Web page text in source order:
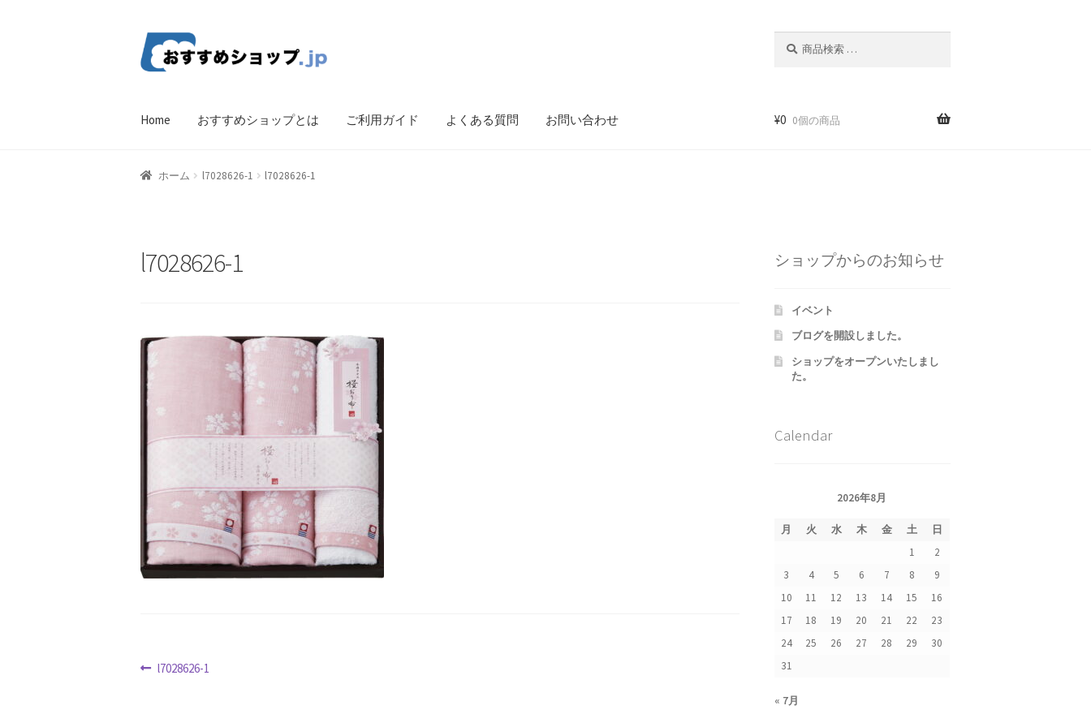
ナ
ビ
シ
へ
プ
コ
ン
ツ
キ
Home おすすめショップとは ご利用ガイド よくある質問 お問い合わせ
ホーム 比較するギフトカタログ（ユニバース）
Affiliate DashboardCart Checkout Confirmation
よくある質問アフィリエイト登録ウィンターセール
クリスマス特集 サマーセール おすすめショップとは
ハロウィン特集 バレンタインデー特集プライバシーポリシー
ホワイトデー特集 マイアカウント
冬服ファッション特集商品一覧 夏服ファッション特集
新春・初売り特集 新着春の新生活応援春服ファッション特集
¥0 0個の商品
ホーム l7028626-1 l7028626-1
l7028626-1
投 前
l7028626-1
ショップからのお知らせ
イベント
ブログを開設しました。
ショップをオープンいたしまし
た。
Calendar
2026年8月
月 火 水 木 金 土
日
1
2
3
4 5 6 7 8
9
10
11 12 13 14 15
16
17
18 19 20 21 22
23
24
25 26 27 28 29
30
31
« 7月